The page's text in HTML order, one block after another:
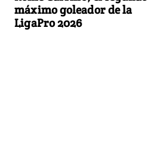
máximo goleador de la
LigaPro 2026